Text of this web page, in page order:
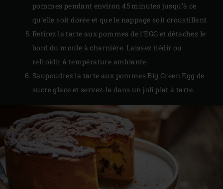
pommes pendant environ 45 minutes jusqu’à ce
qu’elle soit dorée et que le nappage soit croustillant.
Retirez la tarte aux pommes de l’EGG et détachez le
bord du moule à charnière. Laissez tiédir ou
refroidir à température ambiante.
Saupoudrez la tarte aux pommes Big Green Egg de
sucre glace et servez-la dans un joli plat à tarte.